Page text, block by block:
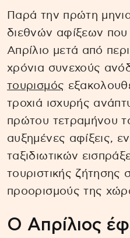
Παρά την πρώτη
διεθνών αφίξεων
Απρίλιο μετά από
χρόνια συνεχούς
τουρισμός
τροχιά ισχυρής
πρώτου τετραμήνου
αυξημένες αφίξεις,
ταξιδιωτικών
τουριστικής ζήτησης
προορισμούς της
Ο Απρίλιος